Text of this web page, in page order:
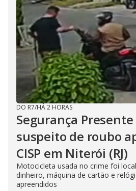
DO R7/HÁ 2 HORAS
Segurança
suspeito de roubo
CISP em Niterói (RJ)
Motocicleta usada no crime foi
dinheiro, máquina de cartão e
apreendidos